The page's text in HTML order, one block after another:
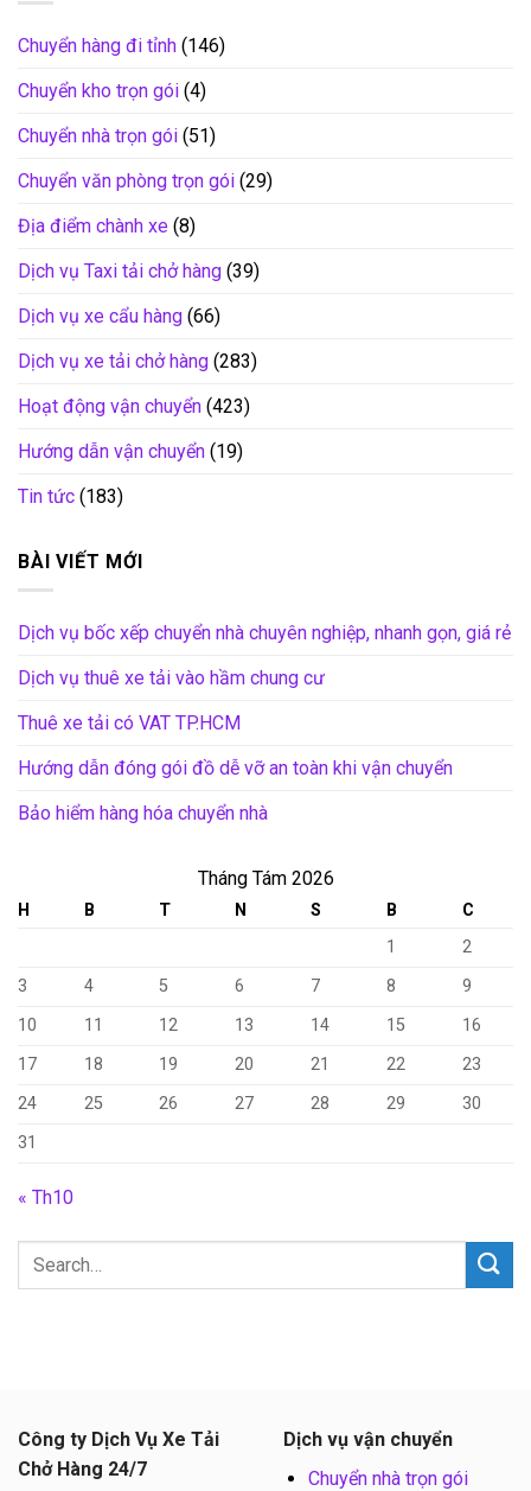
Chuyển hàng đi tỉnh (146)
Chuyển kho trọn gói (4)
Chuyển nhà trọn gói (51)
Chuyển văn phòng trọn gói (29)
Địa điểm chành xe (8)
Dịch vụ Taxi tải chở hàng (39)
Dịch vụ xe cẩu hàng (66)
Dịch vụ xe tải chở hàng (283)
Hoạt động vận chuyển (423)
Hướng dẫn vận chuyển (19)
Tin tức (183)
BÀI VIẾT MỚI
Dịch vụ bốc xếp chuyển nhà chuyên nghiệp, nhanh gọn, giá rẻ
Dịch vụ thuê xe tải vào hầm chung cư
Thuê xe tải có VAT TP.HCM
Hướng dẫn đóng gói đồ dễ vỡ an toàn khi vận chuyển
Bảo hiểm hàng hóa chuyển nhà
Tháng Tám 2026
H B T N S B
C
1
2
3
4 5 6 7 8
9
10
11 12 13 14 15
16
17
18 19 20 21 22
23
24
25 26 27 28 29
30
31
« Th10
Công ty Dịch Vụ Xe Tải
Chở Hàng 24/7
Dịch vụ vận chuyển
Chuyển nhà trọn gói